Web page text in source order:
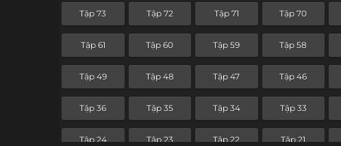
Tập 73 Tập 72 Tập 71 Tập 70
Tập 61 Tập 60 Tập 59 Tập 58
Tập 49 Tập 48 Tập 47 Tập 46
Tập 36 Tập 35 Tập 34 Tập 33
Tập 24 Tập 23 Tập 22 Tập 21